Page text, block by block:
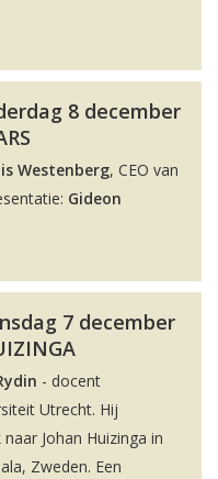
8 december
Westenberg, CEO van
Gideon
7 december
- docent
Utrecht. Hij
Johan Huizinga in
Zweden. Een